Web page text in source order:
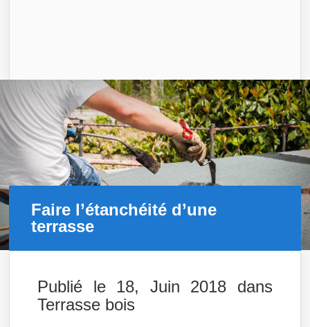
Faire l’étanchéité d’une
terrasse
Publié le 18, Juin 2018 dans
Terrasse bois